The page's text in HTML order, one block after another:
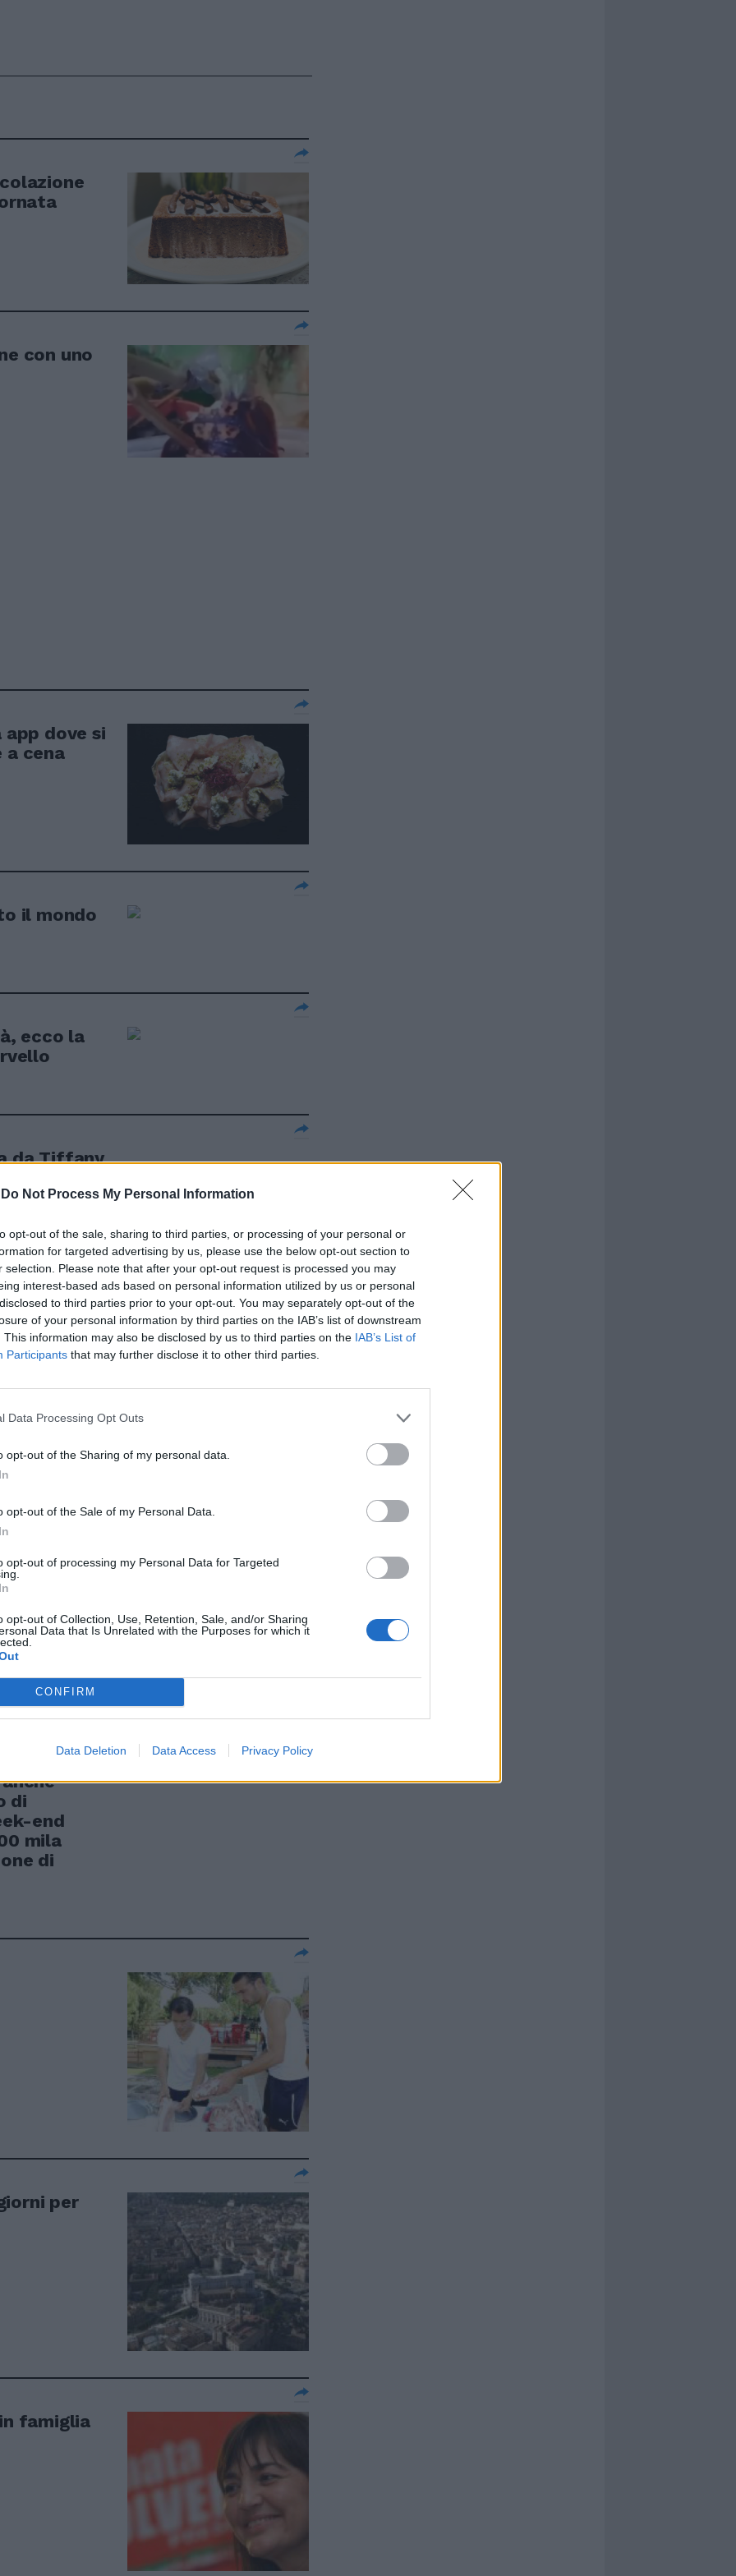
Do Not Process My Personal Information
opt-out of the sale, sharing to third parties, or processing of your personal or
for targeted advertising by us, please use the below opt-out section to
selection. Please note that after your opt-out request is processed you may
interest-based ads based on personal information utilized by us or personal
to third parties prior to your opt-out. You may separately opt-out of the
of your personal information by third parties on the IAB’s list of downstream
This information may also be disclosed by us to third parties on the IAB’s List of
Participants that may further disclose it to other third parties.
Data Processing Opt Outs
opt-out of the Sharing of my personal data.
opt-out of the Sale of my Personal Data.
opt-out of processing my Personal Data for Targeted
opt-out of Collection, Use, Retention, Sale, and/or Sharing
Data that Is Unrelated with the Purposes for which it
CONFIRM
Data Deletion Data Access Privacy Policy
con uno
app dove si
a cena
il mondo
ecco la
da Tiffany
l'aiuto
e
costa di
Picnic di
task force
di
end
mila
di
per
famiglia